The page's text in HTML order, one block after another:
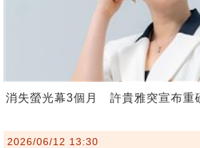
消失螢光幕3個月 許貴雅突宣布重
2026/06/12 13:30